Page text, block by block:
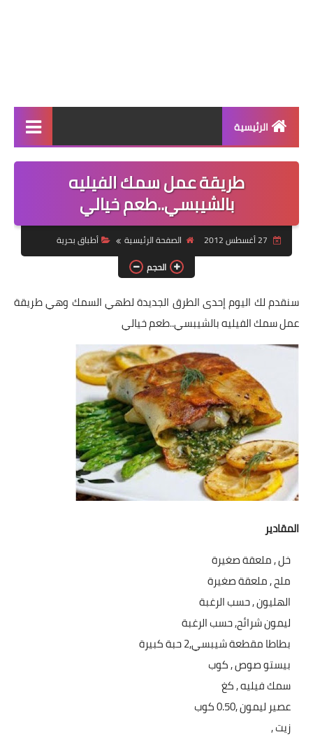
الرئيسية
الرئيسية
أطباق ووجبات
أطباق رئيسية
أطباق جانبية
شوربات
سلطات
ساندويشات
مخبوزات
أطباق أطفال
أطباق بحرية
العناية بالبشرة
طريقة عمل سمك الفيليه
بالشيبسي..طعم خيالي
الصفحة الرئيسية
أطباق بحرية
الحجم
سنقدم لك اليوم إحدى الطرق الجديدة لطهي السمك وهي طريقة
عمل سمك الفيليه بالشيبسي..طعم خيالي
المقادير
خل , ملعقة صغيرة
ملح , ملعقة صغيرة
الهليون , حسب الرغبة
ليمون شرائح, حسب الرغبة
بطاطا مقطعة شيبسي,2 حبة كبيرة
بيستو صوص , كوب
سمك فيليه , كغ
عصير ليمون ,0.50 كوب
زيت ,